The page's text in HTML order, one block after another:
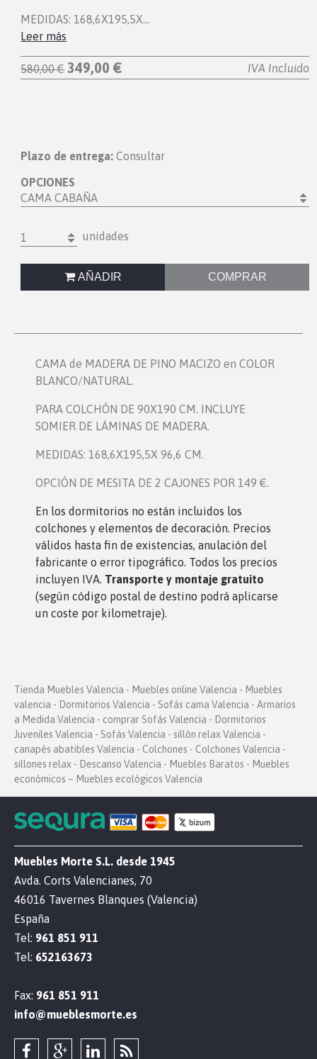
MEDIDAS: 168,6X195,5X…
Leer más
580,00 € 349,00 € IVA Incluido
Plazo de entrega: Consultar
OPCIONES
CAMA CABAÑA
1 unidades
AÑADIR COMPRAR
CAMA de MADERA DE PINO MACIZO en COLOR
BLANCO/NATURAL.
PARA COLCHÓN DE 90X190 CM. INCLUYE
SOMIER DE LÁMINAS DE MADERA.
MEDIDAS: 168,6X195,5X 96,6 CM.
OPCIÓN DE MESITA DE 2 CAJONES POR 149 €.
En los dormitorios no están incluidos los
colchones y elementos de decoración. Precios
válidos hasta fin de existencias, anulación del
fabricante o error tipográfico. Todos los precios
incluyen IVA. Transporte y montaje gratuito
(según código postal de destino podrá aplicarse
un coste por kilometraje).
Tienda Muebles Valencia - Muebles online Valencia - Muebles
valencia - Dormitorios Valencia - Sofás cama Valencia - Armarios
a Medida Valencia - comprar Sofás Valencia - Dormitorios
Juveniles Valencia - Sofás Valencia - sillón relax Valencia -
canapés abatibles Valencia - Colchones - Colchones Valencia -
sillones relax - Descanso Valencia - Muebles Baratos - Muebles
económicos – Muebles ecológicos Valencia
Muebles Morte S.L. desde 1945
Avda. Corts Valencianes, 70
46016 Tavernes Blanques (Valencia)
España
Tel: 961 851 911
Tel: 652163673
Fax: 961 851 911
info@mueblesmorte.es